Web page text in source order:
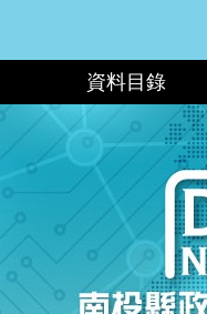
資料目錄